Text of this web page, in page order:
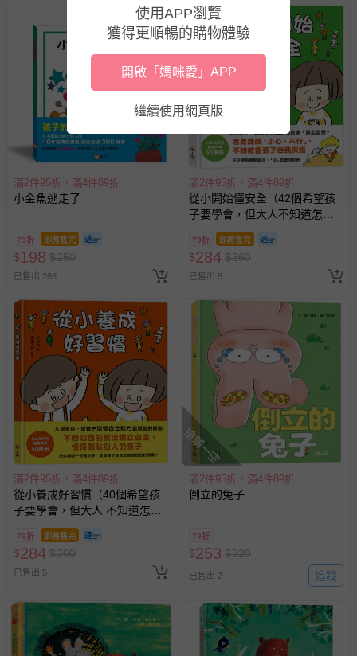
部分商品依據消費者保護法的規定，不適用七天鑑賞期/猶
豫期範圍：
易於腐敗、保存期限較短或解約時即將逾期（例如生鮮
商品、食品等）。
客製化商品（例如客製生日書、姓名貼等）。
報紙、期刊或雜誌（惟書籍如經拆封、使用，則酌收整
新費用）。
經消費者拆封之影音商品或電腦軟體（例如 DVD、CD
非以有形媒介提供之數位內容或一經提供即為完成之線
上服務，經消費者事先同意始提供（例如線上課程、遊
戲或活動點數等）。
已拆封之以下類型商品：
-個人衛生用品（例如尿布、貼身衣物、泳裝、襪子、地
墊、寢具類等）。
-新生兒親膚衣物（嬰幼兒包巾與背巾、包屁衣、學習
褲、紗布衣等）。
-接觸性孕哺產品（奶嘴、奶瓶、擠乳器、哺乳衣、托腹
帶束縛衣、餐搖椅等）。
-其他原廠盒裝商品封口處已貼上「不可拆封」，或具警
示字句等說明貼紙、封條者。
國際航空、客運、訂房等服務。
相關的退換貨辦理流程，可詳見：
其他常見問題：
運送服務：目前提供的運送僅限台灣本島。如您位於離島地
亦保留出貨與否的權利。離島、偏遠地區、樓層親送等加價
費用，可能會另需加收。
滿2件95折，滿4件89折
小金魚逃走了
79折 即將售完
$198 $250
已售出 286
滿2件95折，滿4件89折
從小開始懂安全（42個希望孩
子要學會，但大人不知道怎麼
教的安全守則）
79折 即將售完
$284 $360
已售出 5
滿2件95折，滿4件89折
從小養成好習慣（40個希望孩
子要學會，但大人 不知道怎麼
教的生活習慣）
79折 即將售完
$284 $360
已售出 5
搶購一空
滿2件95折，滿4件89折
倒立的兔子
79折
$253 $320
已售出 2 追蹤
使用APP瀏覽
獲得更順暢的購物體驗
開啟「媽咪愛」APP
繼續使用網頁版